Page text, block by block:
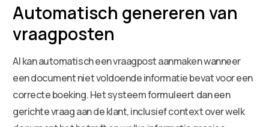
Automatisch genereren van
vraagposten
AI kan automatisch een vraagpost aanmaken wanneer
een document niet voldoende informatie bevat voor een
correcte boeking. Het systeem formuleert dan een
gerichte vraag aan de klant, inclusief context over welk